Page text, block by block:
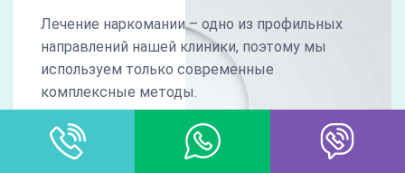
Лечение наркомании – одно из профильных
направлений нашей клиники, поэтому мы
используем только современные
комплексные методы.
комплексная диагностика
медикаментозная коррекция
психокоррекционная терапия